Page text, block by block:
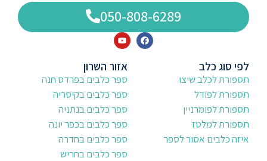
050-808-6289
לפי סוג כלב
תספורת לכלב שיצו
תספורת לפודל
תספורת לפומרניין
תספורת למלטז
איזה כלבים אסור לספר
אזור השרון
ספר כלבים בפרדס חנה
ספר כלבים בקיסריה
ספר כלבים בנתניה
ספר כלבים בכפר יונה
ספר כלבים בחדרה
ספר כלבים בחריש